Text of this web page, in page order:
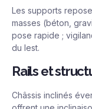
Les supports
masses (béton,
pose rapide ;
du lest.
Rails et
Châssis inclinés